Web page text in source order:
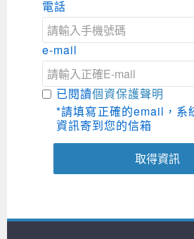
電話
e-mail
已閱讀個資保護聲明
*請填寫正確的email，系
資訊寄到您的信箱
取得資訊